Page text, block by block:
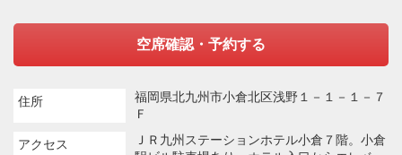
空席確認・予約する
住所
福岡県北九州市小倉北区浅野１－１－１－７
Ｆ
アクセス
ＪＲ九州ステーションホテル小倉７階。小倉